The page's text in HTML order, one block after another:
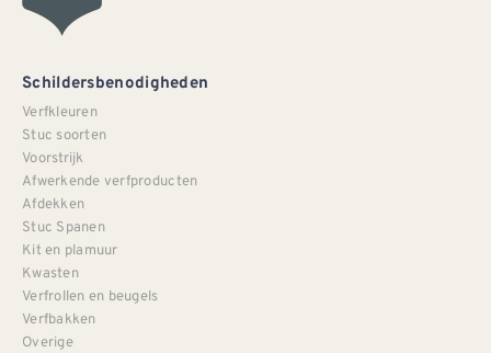
Schildersbenodigheden
Verfkleuren
Stuc soorten
Voorstrijk
Afwerkende verfproducten
Afdekken
Stuc Spanen
Kit en plamuur
Kwasten
Verfrollen en beugels
Verfbakken
Overige